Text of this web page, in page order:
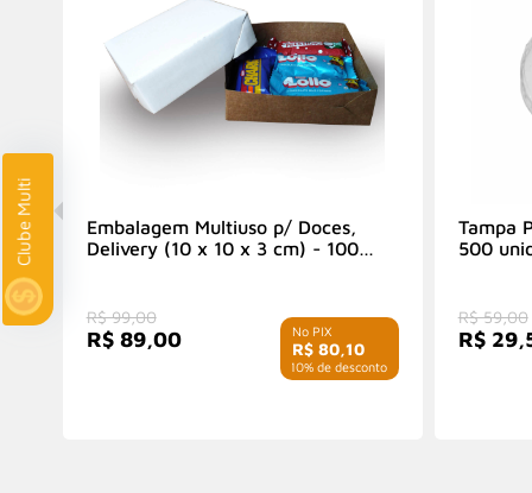
Embalagem Multiuso p/ Doces,
Delivery (10 x 10 x 3 cm) - 100
R$ 80,10
com 10% de desconto
R$ 99,00
R$ 89,00
Tampa
500
R$ 59,00
R$
Clube Multi